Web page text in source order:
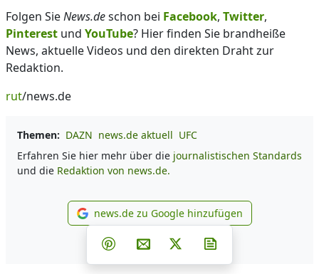
Folgen SieNews.deschon bei Facebook, Twitter,
Pinterest und YouTube? Hier finden Sie brandheiße
News, aktuelle Videos und den direkten Draht zur
Redaktion.
rut/news.de
Themen: DAZN news.de aktuell UFC
Erfahren Sie hier mehr über die journalistischen Standards
und die Redaktion von news.de.
news.de zu Google
news.de zu Google hinzufügen
Teilen auf Facebook
Teilen auf Whatsapp
Teilen auf Telegram
Teilen auf Pinterest
Per E-Mail teilen
Post auf X